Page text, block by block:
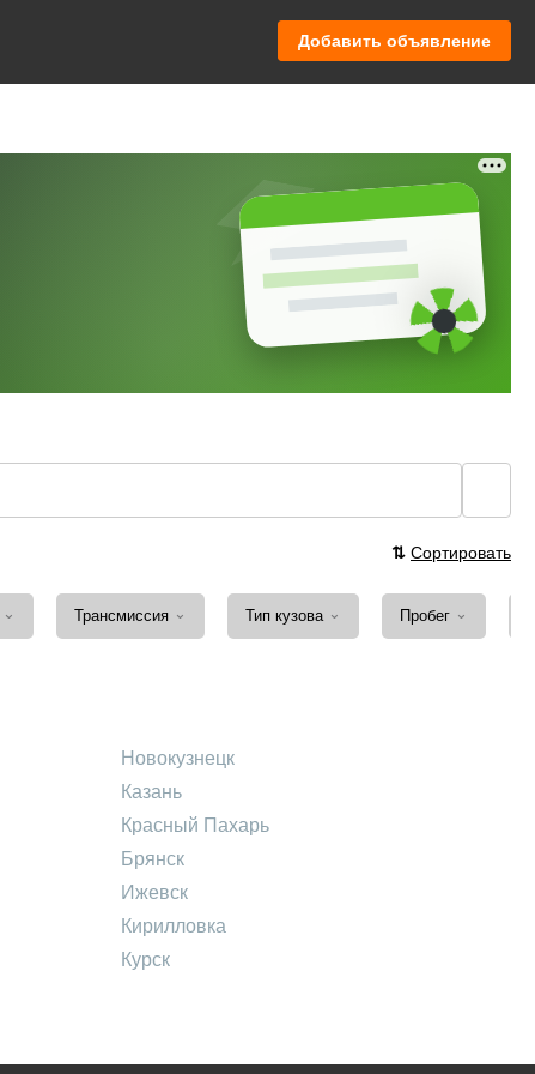
Добавить объявление
⇅ Сортировать
⌄ Трансмиссия ⌄ Тип кузова ⌄ Пробег ⌄
Новокузнецк
Казань
Красный Пахарь
Брянск
Ижевск
Кирилловка
Курск